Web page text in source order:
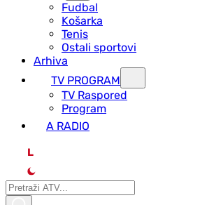
Fudbal
Košarka
Tenis
Ostali sportovi
Arhiva
TV PROGRAM
ТV Raspored
Program
A RADIO
L